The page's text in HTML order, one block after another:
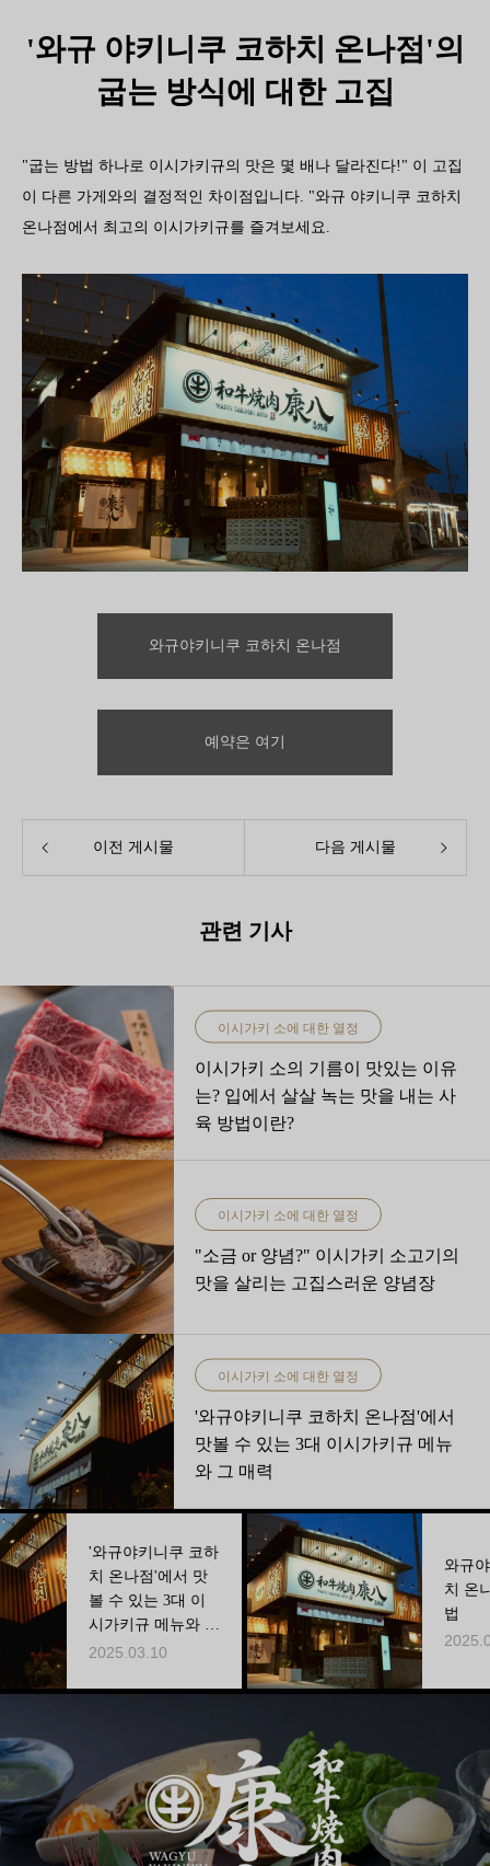
'와규 야키니쿠 코하치 온나점'의
굽는 방식에 대한 고집
"굽는 방법 하나로 이시가키규의 맛은 몇 배나 달라진다!" 이 고집
이 다른 가게와의 결정적인 차이점입니다. "와규 야키니쿠 코하치
온나점에서 최고의 이시가키규를 즐겨보세요.
와규야키니쿠 코하치 온나점
예약은 여기
이전 게시물 다음 게시물
관련 기사
이시가키 소에 대한 열정
이시가키 소의 기름이 맛있는 이유
는? 입에서 살살 녹는 맛을 내는 사
육 방법이란?
이시가키 소에 대한 열정
"소금 or 양념?" 이시가키 소고기의
맛을 살리는 고집스러운 양념장
이시가키 소에 대한 열정
'와규야키니쿠 코하치 온나점'에서
맛볼 수 있는 3대 이시가키규 메뉴
와 그 매력
규야키니쿠 코하
온나점'에서 맛
수 있는 3대 이
키규 메뉴와 그
와규야키니쿠 코하
치 온나점 가는 방
법
2025.02.05